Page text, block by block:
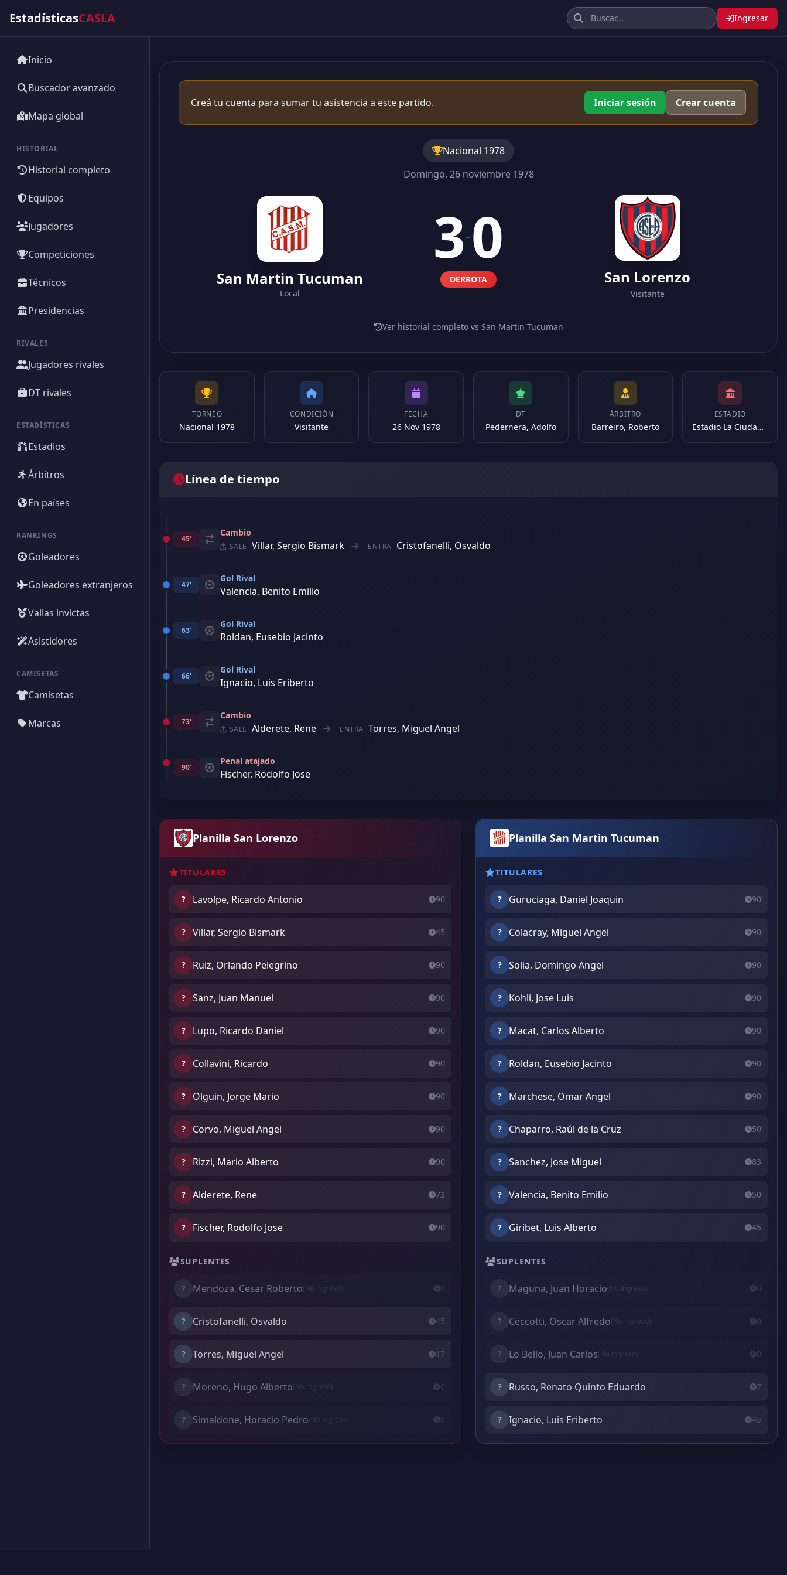
EstadísticasCASLA Ingresar
Inicio
Buscador avanzado
Mapa global
HISTORIAL
Historial completo
Equipos
Jugadores
Competiciones
Técnicos
Presidencias
RIVALES
Jugadores rivales
DT rivales
ESTADÍSTICAS
Estadios
Árbitros
En países
RANKINGS
Goleadores
Goleadores extranjeros
Vallas invictas
Asistidores
CAMISETAS
Camisetas
Marcas
Creá tu cuenta para sumar tu asistencia a este partido. Iniciar sesión Crear cuenta
Nacional 1978
Domingo, 26 noviembre 1978
San Martin Tucuman
Local
3-0
DERROTA San Lorenzo
Visitante
Ver historial completo vs San Martin Tucuman
TORNEO
Nacional 1978
CONDICIÓN
Visitante
FECHA
26 Nov 1978
DT
Pedernera, Adolfo
ÁRBITRO
Barreiro, Roberto
ESTADIO
Estadio La Ciudadela (Argentina)
Línea de tiempo
45'
Cambio
SALE Villar, Sergio Bismark ENTRA Cristofanelli, Osvaldo
47'
Gol Rival
Valencia, Benito Emilio
63'
Gol Rival
Roldan, Eusebio Jacinto
66'
Gol Rival
Ignacio, Luis Eriberto
73'
Cambio
SALE Alderete, Rene ENTRA Torres, Miguel Angel
90'
Penal atajado
Fischer, Rodolfo Jose
Planilla San Lorenzo
TITULARES
? Lavolpe, Ricardo Antonio 90'
? Villar, Sergio Bismark 45'
? Ruiz, Orlando Pelegrino 90'
? Sanz, Juan Manuel 90'
? Lupo, Ricardo Daniel 90'
? Collavini, Ricardo 90'
? Olguin, Jorge Mario 90'
? Corvo, Miguel Angel 90'
? Rizzi, Mario Alberto 90'
? Alderete, Rene 73'
? Fischer, Rodolfo Jose 90'
SUPLENTES
? Mendoza, Cesar Roberto(No ingresó) 0'
? Cristofanelli, Osvaldo 45'
? Torres, Miguel Angel 17'
? Moreno, Hugo Alberto(No ingresó) 0'
? Simaldone, Horacio Pedro(No ingresó) 0'
Planilla San Martin Tucuman
TITULARES
? Guruciaga, Daniel Joaquin 90'
? Colacray, Miguel Angel 90'
? Solia, Domingo Angel 90'
? Kohli, Jose Luis 90'
? Macat, Carlos Alberto 90'
? Roldan, Eusebio Jacinto 90'
? Marchese, Omar Angel 90'
? Chaparro, Raúl de la Cruz 50'
? Sanchez, Jose Miguel 83'
? Valencia, Benito Emilio 50'
? Giribet, Luis Alberto 45'
SUPLENTES
? Maguna, Juan Horacio(No ingresó) 0'
? Ceccotti, Oscar Alfredo(No ingresó) 0'
? Lo Bello, Juan Carlos(No ingresó) 0'
? Russo, Renato Quinto Eduardo 7'
? Ignacio, Luis Eriberto 45'